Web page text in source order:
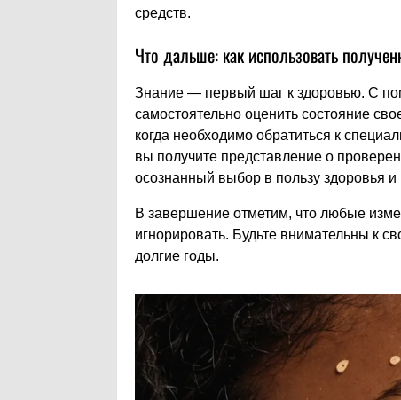
средств.
Что дальше: как использовать
Знание — первый шаг к здоровью. С
самостоятельно оценить состояние
когда необходимо обратиться к
вы получите представление о
осознанный выбор в пользу здоровья
В завершение отметим, что любые
игнорировать. Будьте внимательны к
долгие годы.